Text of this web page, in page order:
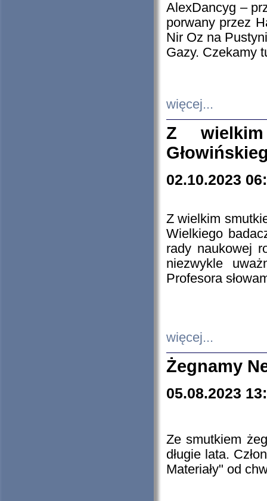
AlexDancyg –
porwany przez
Nir Oz na
Gazy. Czekamy
więcej...
Z
02.10.2023
Z wielkim
Wielkiego
rady naukowej
niezwykle
Profesora
więcej...
Żegnamy
05.08.2023
Ze smutkiem
długie lata.
Materiały" od